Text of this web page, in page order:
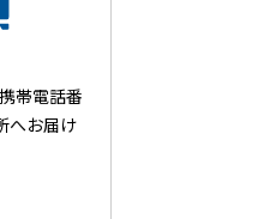
帯電話番
へお届け